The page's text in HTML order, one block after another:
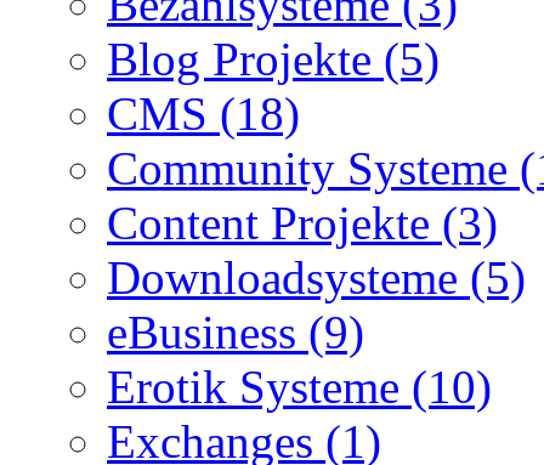
Blog Projekte (5)
CMS (18)
Community Systeme
Content Projekte (3)
Downloadsysteme (5)
eBusiness (9)
Erotik Systeme (10)
Exchanges (1)